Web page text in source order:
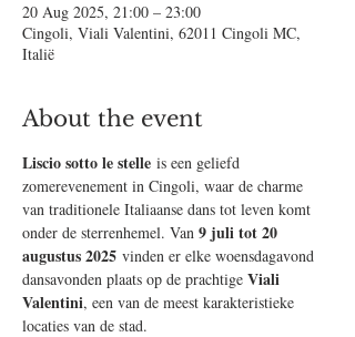
20 Aug 2025, 21:00 – 23:00
Cingoli, Viali Valentini, 62011 Cingoli MC,
Italië
About the event
Liscio sotto le stelle is een geliefd
zomerevenement in Cingoli, waar de charme
van traditionele Italiaanse dans tot leven komt
onder de sterrenhemel. Van 9 juli tot 20
augustus 2025 vinden er elke woensdagavond
dansavonden plaats op de prachtige Viali
Valentini, een van de meest karakteristieke
locaties van de stad.